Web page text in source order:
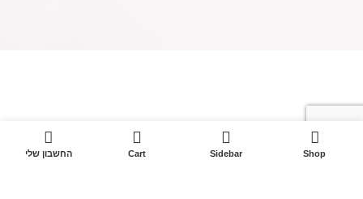
1988.
טל: 052-4368400
Shop
Sidebar
0
Cart החשבון שלי